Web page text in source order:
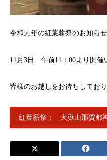
令和元年の紅葉薪祭のお知らせ
11月3日 午前11：00より開催
皆様のお越しをお待ちしており
紅葉薪祭； 大嶽山那賀都